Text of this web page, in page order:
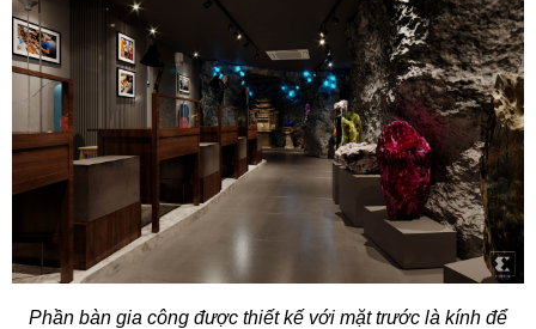
Phần bàn gia công được thiết kế với mặt trước là kính để